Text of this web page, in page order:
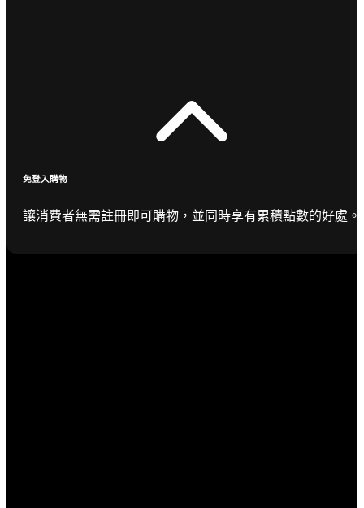
免登入購物
讓消費者無需註冊即可購物，並同時享有累積點數的好處。